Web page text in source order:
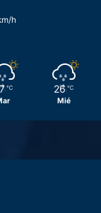
h
℃ 26 ℃
Mié